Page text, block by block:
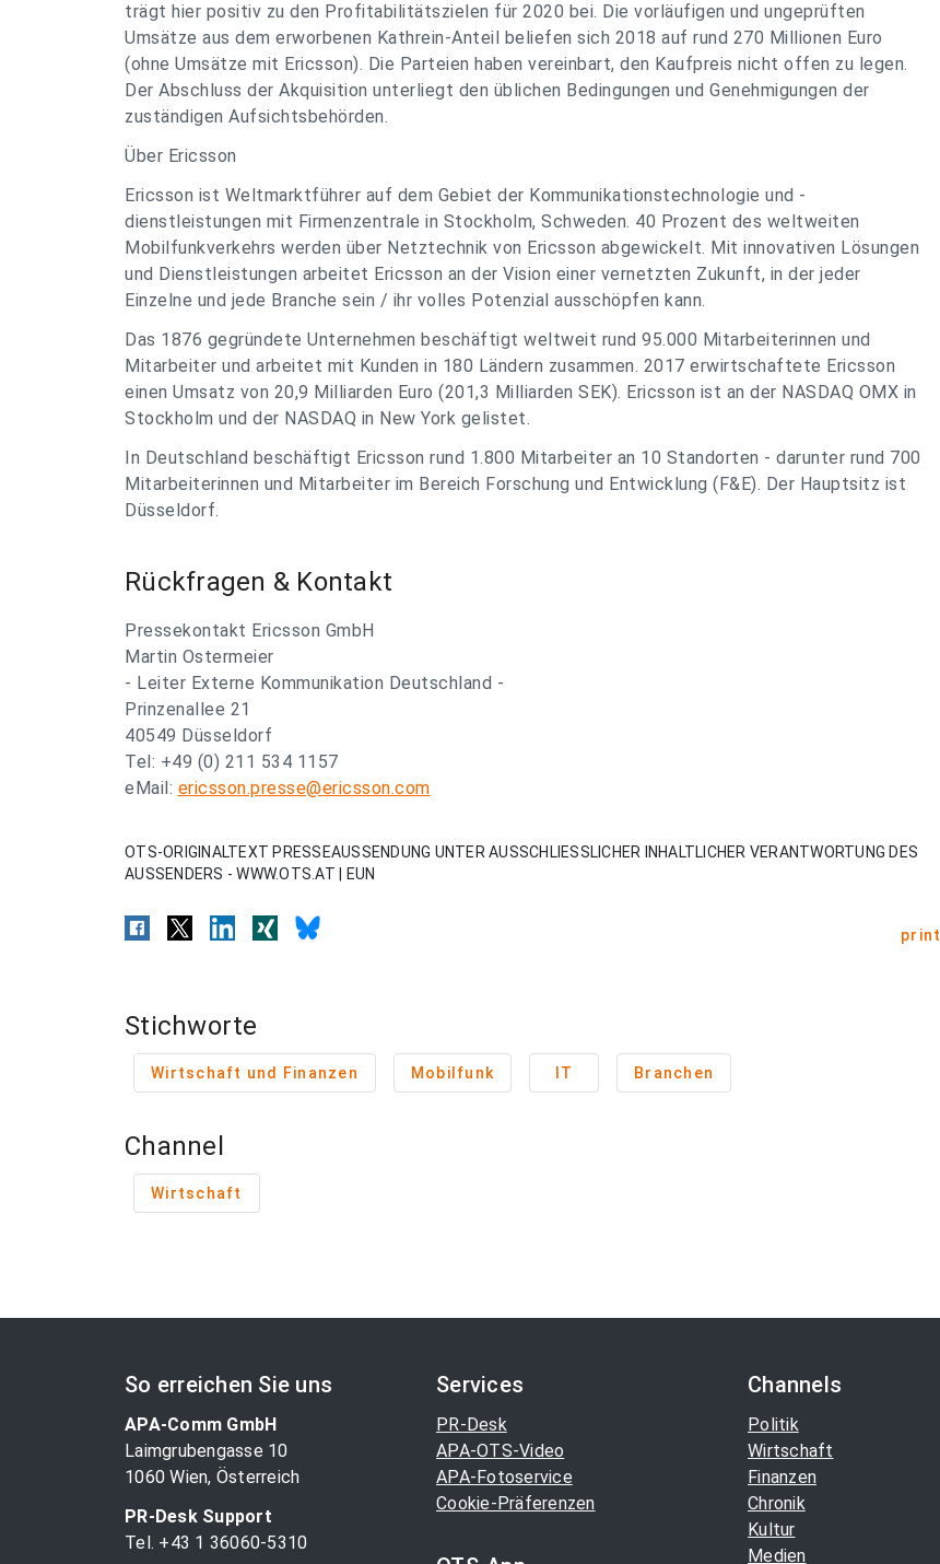
trägt hier positiv zu den Profitabilitätszielen für 2020 bei. Die vorläufigen und ungeprüften
Umsätze aus dem erworbenen Kathrein-Anteil beliefen sich 2018 auf rund 270 Millionen Euro
(ohne Umsätze mit Ericsson). Die Parteien haben vereinbart, den Kaufpreis nicht offen zu legen.
Der Abschluss der Akquisition unterliegt den üblichen Bedingungen und Genehmigungen der
zuständigen Aufsichtsbehörden.
Über Ericsson
Ericsson ist Weltmarktführer auf dem Gebiet der Kommunikationstechnologie und -
dienstleistungen mit Firmenzentrale in Stockholm, Schweden. 40 Prozent des weltweiten
Mobilfunkverkehrs werden über Netztechnik von Ericsson abgewickelt. Mit innovativen Lösungen
und Dienstleistungen arbeitet Ericsson an der Vision einer vernetzten Zukunft, in der jeder
Einzelne und jede Branche sein / ihr volles Potenzial ausschöpfen kann.
Das 1876 gegründete Unternehmen beschäftigt weltweit rund 95.000 Mitarbeiterinnen und
Mitarbeiter und arbeitet mit Kunden in 180 Ländern zusammen. 2017 erwirtschaftete Ericsson
einen Umsatz von 20,9 Milliarden Euro (201,3 Milliarden SEK). Ericsson ist an der NASDAQ OMX in
Stockholm und der NASDAQ in New York gelistet.
In Deutschland beschäftigt Ericsson rund 1.800 Mitarbeiter an 10 Standorten - darunter rund 700
Mitarbeiterinnen und Mitarbeiter im Bereich Forschung und Entwicklung (F&E). Der Hauptsitz ist
Düsseldorf.
Rückfragen & Kontakt
Pressekontakt Ericsson GmbH
Martin Ostermeier
- Leiter Externe Kommunikation Deutschland -
Prinzenallee 21
40549 Düsseldorf
Tel: +49 (0) 211 534 1157
eMail: ericsson.presse@ericsson.com
OTS-ORIGINALTEXT PRESSEAUSSENDUNG UNTER AUSSCHLIESSLICHER INHALTLICHER VERANTWORTUNG DES
AUSSENDERS - WWW.OTS.AT | EUN
print
Stichworte
Wirtschaft und Finanzen Mobilfunk IT Branchen
Channel
Wirtschaft
So erreichen Sie uns
APA-Comm GmbH
Laimgrubengasse 10
1060 Wien, Österreich
PR-Desk Support
Tel. +43 1 36060-5310
Services
PR-Desk
APA-OTS-Video
APA-Fotoservice
Cookie-Präferenzen
Channels
Politik
Wirtschaft
Finanzen
Chronik
Kultur
Medien